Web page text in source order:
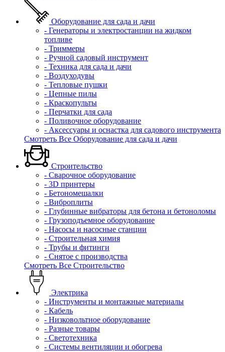
Оборудование для сада и дачи
- Генераторы и электростанции на жидком
топливе
- Триммеры
- Ручной садовый инструмент
- Техника для сада и дачи
- Воздуходувы
- Тепловые пушки
- Цепные пилы
- Краскопульты
- Перчатки для сада
- Поливочное оборудование
- Аксессуары и оснастка для садового инструмента
Смотреть Все Оборудование для сада и дачи
Строительство
- Сварочное оборудование
- 3D принтеры
- Бетономешалки
- Виброплиты
- Глубинные вибраторы для бетона и бетоноломы
- Грузоподъемное оборудование
- Насосы и насосные станции
- Строительная химия
- Трубы и фитинги
- Снятое с производства
Смотреть Все Строительство
Электрика
- Инструменты и монтажные материалы
- Кабель
- Низковольтное оборудование
- Разные товары
- Светотехника
- Системы вентиляции и обогрева